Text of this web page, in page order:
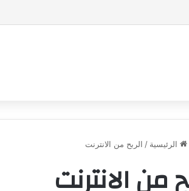
تانك لعراق
الرئيسية / الربح من الانترنت
من الانترنت